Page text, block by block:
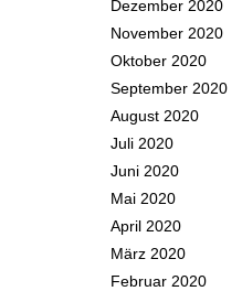
Dezember 2020
November 2020
Oktober 2020
September 2020
August 2020
Juli 2020
Juni 2020
Mai 2020
April 2020
März 2020
Februar 2020